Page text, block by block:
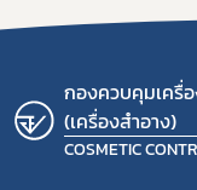
กองควบคุมเครื่
(เครื่องสำอาง)
COSMETIC